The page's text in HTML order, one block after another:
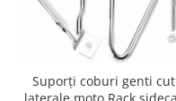
Top Case Shad
Rucsacuri & Genti
Rucsac
Suporți coburi genti